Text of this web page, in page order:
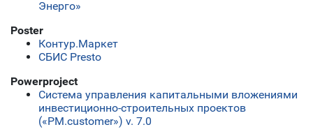
Энерго»
Poster
Контур.Маркет
СБИС Presto
Powerproject
Система управления капитальными вложениями
инвестиционно-строительных проектов
(«PM.customer») v. 7.0